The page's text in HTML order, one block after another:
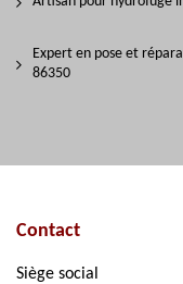
Expert en pose et
86350
Contact
Siège social